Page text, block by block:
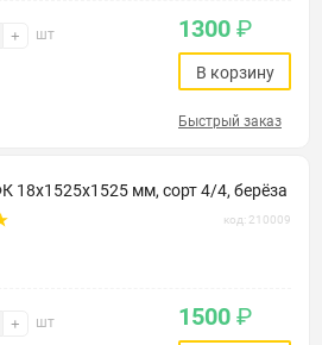
+ шт 1300 ₽
В корзину
Быстрый заказ
18х1525х1525 мм, сорт 4/4, берёза
код: 210009
+ шт 1500 ₽